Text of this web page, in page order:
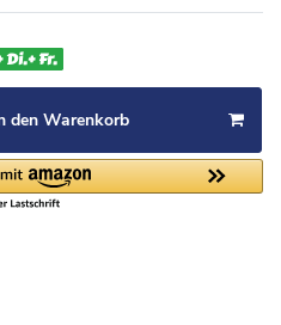
Fr.
den Warenkorb